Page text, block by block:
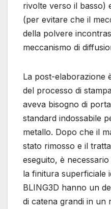
rivolte verso il basso)
(per evitare che il
della polvere
meccanismo di
La post-elaborazione
del processo di
aveva bisogno di
standard indossabile
metallo. Dopo che il
stato rimosso e il
eseguito, è
la finitura superficiale
BLING3D hanno un
di catena grandi in un